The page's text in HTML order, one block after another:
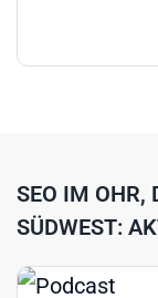
SEO IM OHR,
SÜDWEST: